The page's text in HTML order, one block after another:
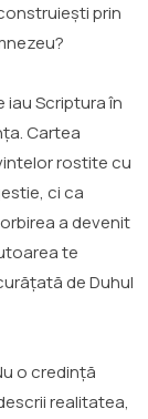
prin
iau Scriptura în
Cartea
rostite cu
ci ca
a devenit
te
de Duhul
o credință
realitatea,